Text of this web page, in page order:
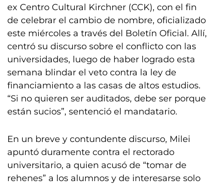
ex Centro Cultural Kirchner (CCK), con el fin
de celebrar el cambio de nombre, oficializado
este miércoles a través del Boletín Oficial. Allí,
centró su discurso sobre el conflicto con las
universidades, luego de haber logrado esta
semana blindar el veto contra la ley de
financiamiento a las casas de altos estudios.
“Si no quieren ser auditados, debe ser porque
están sucios”, sentenció el mandatario.
En un breve y contundente discurso, Milei
apuntó duramente contra el rectorado
universitario, a quien acusó de “tomar de
rehenes” a los alumnos y de interesarse solo